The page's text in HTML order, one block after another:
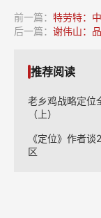
前一篇： 特劳特：
后一篇： 谢伟山：
推荐阅读
老乡鸡战略定位
（上）
《定位》作者
区